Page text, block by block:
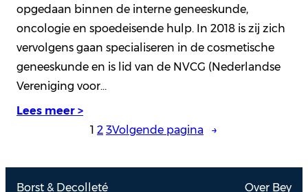
opgedaan binnen de interne geneeskunde,
oncologie en spoedeisende hulp. In 2018 is zij zich
vervolgens gaan specialiseren in de cosmetische
geneeskunde en is lid van de NVCG (Nederlandse
Vereniging voor…
Lees meer >
1 2 3Volgende pagina →
Borst & Decolleté Over Bey